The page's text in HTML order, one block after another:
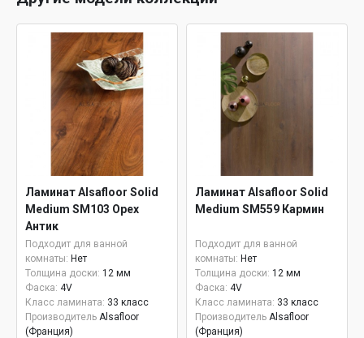
Ламинат Alsafloor Solid
Medium SM103 Орех
Антик
Подходит для ванной
комнаты: Нет
Толщина доски: 12 мм
Фаска: 4V
Класс ламината: 33 класс
Производитель Alsafloor
(Франция)
Ламинат Alsafloor Solid
Medium SM559 Кармин
Подходит для ванной
комнаты: Нет
Толщина доски: 12 мм
Фаска: 4V
Класс ламината: 33 класс
Производитель Alsafloor
(Франция)